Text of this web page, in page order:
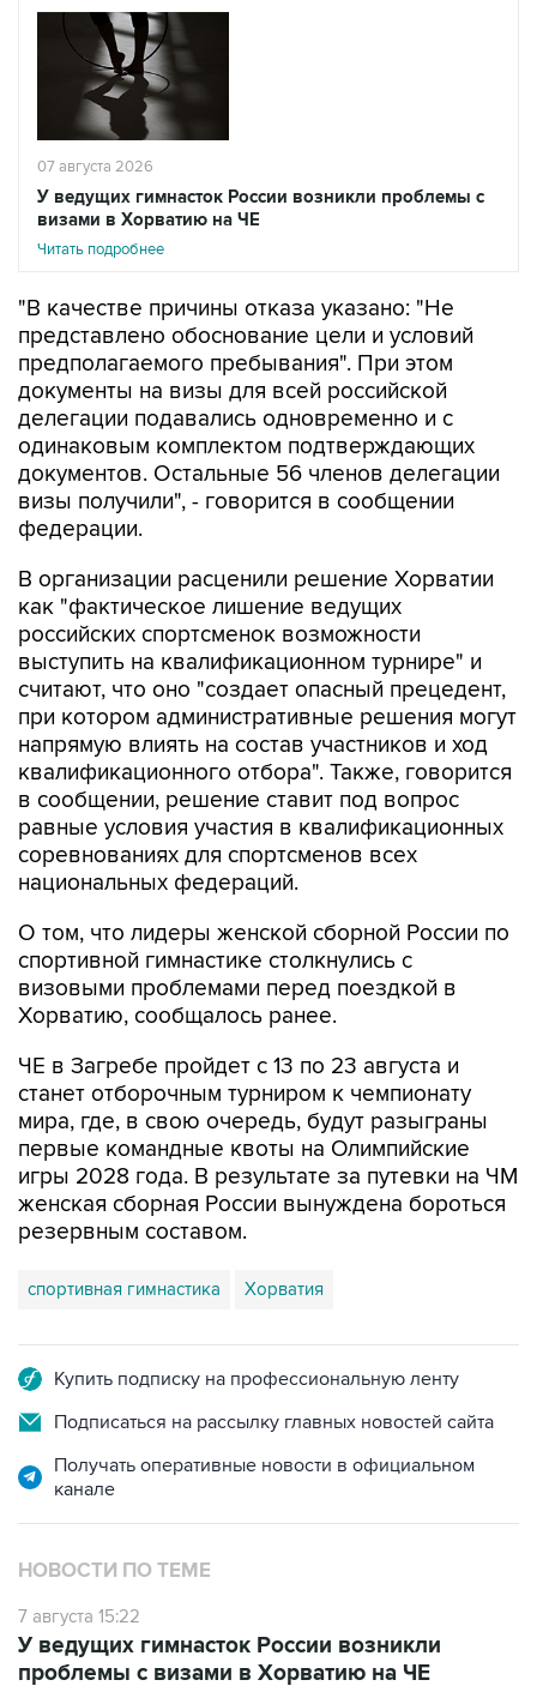
07 августа 2026
У ведущих гимнасток России возникли проблемы с
визами в Хорватию на ЧЕ
Читать подробнее
"В качестве причины отказа указано: "Не
представлено обоснование цели и условий
предполагаемого пребывания". При этом
документы на визы для всей российской
делегации подавались одновременно и с
одинаковым комплектом подтверждающих
документов. Остальные 56 членов делегации
визы получили", - говорится в сообщении
федерации.
В организации расценили решение Хорватии
как "фактическое лишение ведущих
российских спортсменок возможности
выступить на квалификационном турнире" и
считают, что оно "создает опасный прецедент,
при котором административные решения могут
напрямую влиять на состав участников и ход
квалификационного отбора". Также, говорится
в сообщении, решение ставит под вопрос
равные условия участия в квалификационных
соревнованиях для спортсменов всех
национальных федераций.
О том, что лидеры женской сборной России по
спортивной гимнастике столкнулись с
визовыми проблемами перед поездкой в
Хорватию, сообщалось ранее.
ЧЕ в Загребе пройдет с 13 по 23 августа и
станет отборочным турниром к чемпионату
мира, где, в свою очередь, будут разыграны
первые командные квоты на Олимпийские
игры 2028 года. В результате за путевки на ЧМ
женская сборная России вынуждена бороться
резервным составом.
спортивная гимнастика Хорватия
Купить подписку на профессиональную ленту
Подписаться на рассылку главных новостей сайта
Получать оперативные новости в официальном
канале
НОВОСТИ ПО ТЕМЕ
7 августа 15:22
У ведущих гимнасток России возникли
проблемы с визами в Хорватию на ЧЕ